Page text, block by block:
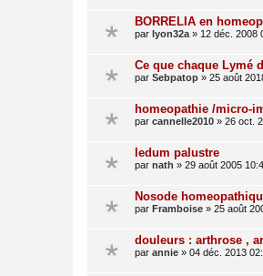
BORRELIA en
par lyon32a » 12 déc. 2008
Ce que chaque Lymé
par Sebpatop » 25 août
homeopathie /micro-
par cannelle2010 » 26 oct.
ledum palustre
par nath » 29 août 2005
Nosode
par Framboise » 25 août
douleurs : arthrose ,
par annie » 04 déc. 2013